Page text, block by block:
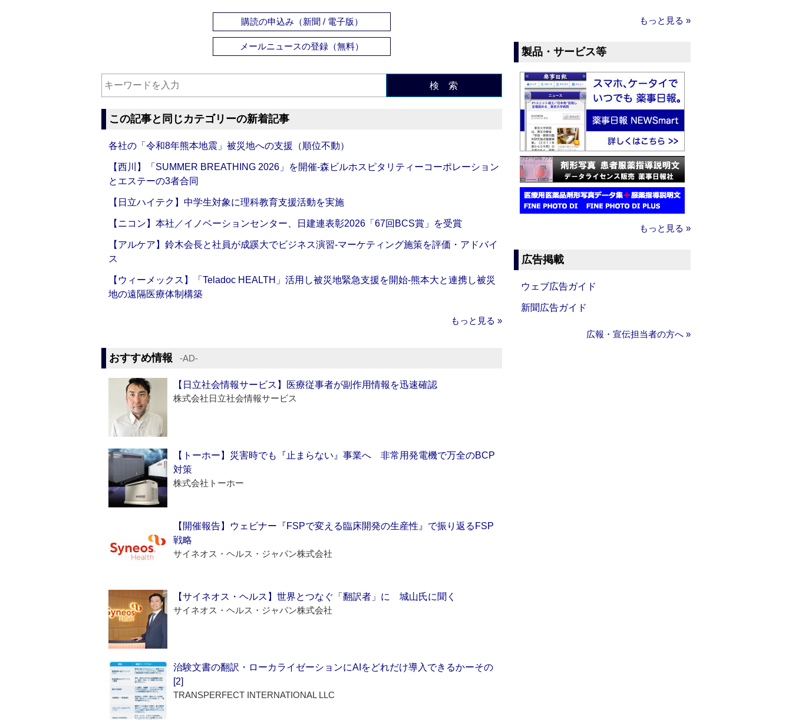
購読の申込み（新聞 / 電子版）
メールニュースの登録（無料）
検 索
この記事と同じカテゴリーの新着記事
各社の「令和8年熊本地震」被災地への支援（順位不動）
【西川】「SUMMER BREATHING 2026」を開催‐森ビルホスピタリティーコーポレーション
とエステーの3者合同
【日立ハイテク】中学生対象に理科教育支援活動を実施
【ニコン】本社／イノベーションセンター、日建連表彰2026「67回BCS賞」を受賞
【アルケア】鈴木会長と社員が成蹊大でビジネス演習‐マーケティング施策を評価・アドバイ
ス
【ウィーメックス】「Teladoc HEALTH」活用し被災地緊急支援を開始‐熊本大と連携し被災
地の遠隔医療体制構築
もっと見る »
おすすめ情報 ‐AD‐
【日立社会情報サービス】医療従事者が副作用情報を迅速確認
株式会社日立社会情報サービス
【トーホー】災害時でも『止まらない』事業へ 非常用発電機で万全のBCP
対策
株式会社トーホー
【開催報告】ウェビナー『FSPで変える臨床開発の生産性』で振り返るFSP
戦略
サイネオス・ヘルス・ジャパン株式会社
【サイネオス・ヘルス】世界とつなぐ「翻訳者」に 城山氏に聞く
サイネオス・ヘルス・ジャパン株式会社
治験文書の翻訳・ローカライゼーションにAIをどれだけ導入できるかーその
[2]
TRANSPERFECT INTERNATIONAL LLC
もっと見る »
製品・サービス等
もっと見る »
広告掲載
ウェブ広告ガイド
新聞広告ガイド
広報・宣伝担当者の方へ »